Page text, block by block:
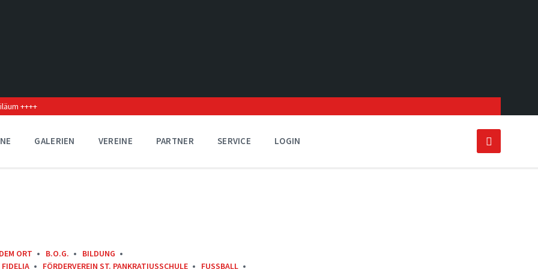
++++
GALERIEN VEREINE PARTNER SERVICE LOGIN
ORT B.O.G.
BILDUNG
FIDELIA FÖRDERVEREIN ST. PANKRATIUSSCHULE
FUSSBALL